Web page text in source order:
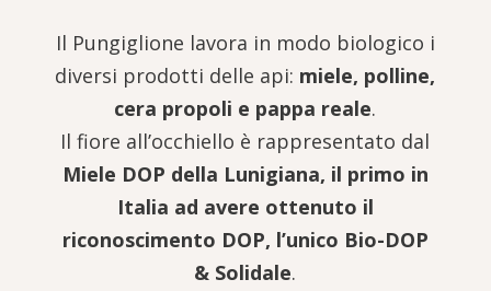
Il Pungiglione lavora in modo biologico i
diversi prodotti delle api: miele, polline,
cera propoli e pappa reale.
Il fiore all’occhiello è rappresentato dal
Miele DOP della Lunigiana, il primo in
Italia ad avere ottenuto il
riconoscimento DOP, l’unico Bio-DOP
& Solidale.